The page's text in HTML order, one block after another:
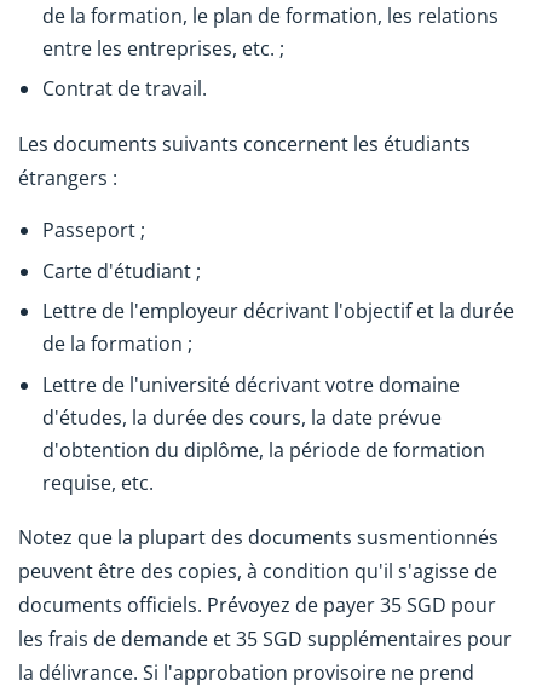
de la formation, le plan de formation, les relations
entre les entreprises, etc. ;
Contrat de travail.
Les documents suivants concernent les étudiants
étrangers :
Passeport ;
Carte d'étudiant ;
Lettre de l'employeur décrivant l'objectif et la durée
de la formation ;
Lettre de l'université décrivant votre domaine
d'études, la durée des cours, la date prévue
d'obtention du diplôme, la période de formation
requise, etc.
Notez que la plupart des documents susmentionnés
peuvent être des copies, à condition qu'il s'agisse de
documents officiels. Prévoyez de payer 35 SGD pour
les frais de demande et 35 SGD supplémentaires pour
la délivrance. Si l'approbation provisoire ne prend